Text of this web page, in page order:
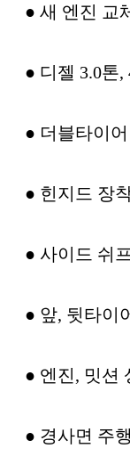
● 새 엔진 교
● 디젤 3.0톤,
● 더블타이
● 힌지드 장
● 사이드 쉬
● 앞, 뒷타이
● 엔진, 밋션
● 경사면 주